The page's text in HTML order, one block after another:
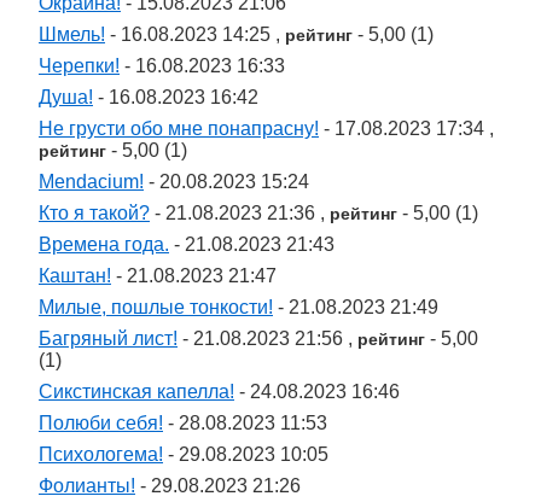
Шмель! - 16.08.2023 14:25 , рейтинг - 5,00 (1)
Черепки! - 16.08.2023 16:33
Душа! - 16.08.2023 16:42
Не грусти обо мне понапрасну! - 17.08.2023 17:34 ,
рейтинг - 5,00 (1)
Mendacium! - 20.08.2023 15:24
Кто я такой? - 21.08.2023 21:36 , рейтинг - 5,00 (1)
Времена года. - 21.08.2023 21:43
Каштан! - 21.08.2023 21:47
Милые, пошлые тонкости! - 21.08.2023 21:49
Багряный лист! - 21.08.2023 21:56 , рейтинг - 5,00
(1)
Сикстинская капелла! - 24.08.2023 16:46
Полюби себя! - 28.08.2023 11:53
Психологема! - 29.08.2023 10:05
Фолианты! - 29.08.2023 21:26